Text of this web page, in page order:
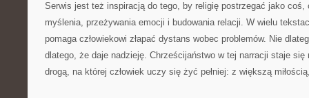
Serwis jest też inspiracją do tego, by religię postrzegać jako coś,
myślenia, przeżywania emocji i budowania relacji. W wielu
pomaga człowiekowi złapać dystans wobec problemów. Nie
dlatego, że daje nadzieję. Chrześcijaństwo w tej narracji staje się
drogą, na której człowiek uczy się żyć pełniej: z większą